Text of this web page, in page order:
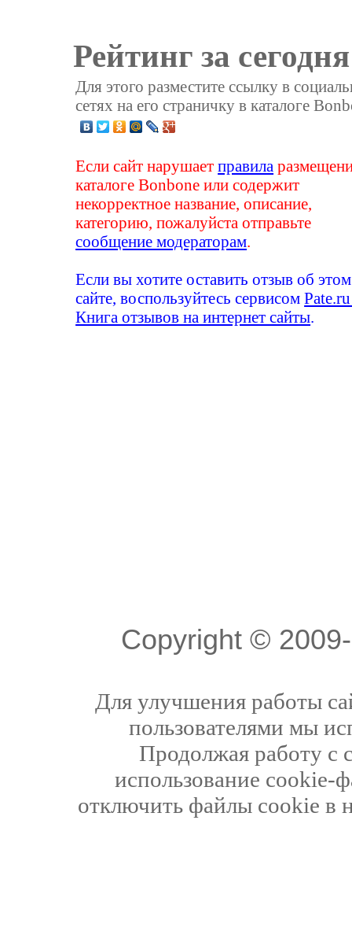
Рейтинг за
Для этого разместите ссылку в
сетях на его страничку в каталоге
Если сайт нарушаетправила
каталоге Bonbone или содержит
некорректное название, описание,
категорию, пожалуйста отправьте
сообщение модераторам
Если вы хотите оставить отзыв об этом
сайте, воспользуйтесь сервисом
Книга отзывов на интернет сайты
Copyright ©
Для улучшения работы
пользователями мы
Продолжая работу с
использование cookie-
отключить файлы cookie в